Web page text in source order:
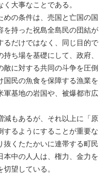
大事なことである。
の条件は、売国と亡国の国
を持った祝島全島民の団結が
るだけではなく、同じ目的で
ち場を基礎にして、政府、
敵に対する共同の斗争を圧倒
国民の魚食を保障する漁業を
軍基地の岩国や、被爆都市広
もあるが、それ以上に「原
するようにすることが重要な
抜くたたかいに連帯する町民
本中の人人は、権力、金力を
望している。